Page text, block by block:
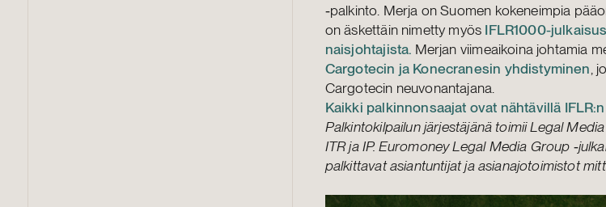
‑palkinto. Merja on Suomen kokeneimpia
on äskettäin nimetty myös IFLR1000-
naisjohtajista. Merjan viimeaikoina johtamia
Cargotecin ja Konecranesin yhdistyminen ,
Cargotecin neuvonantajana.
Kaikki palkinnonsaajat ovat nähtävillä
Palkintokilpailun järjestäjänä toimii Legal
ITR ja IP. Euromoney Legal Media Group
palkittavat asiantuntijat ja asianajotoimistot